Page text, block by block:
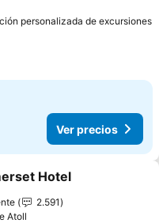
personalizada de excursiones
Ver precios
a favoritos
Hotel
2.591
Atoll